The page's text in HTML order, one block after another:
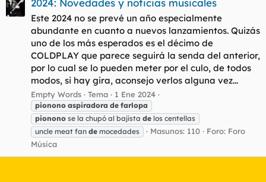
2024: Novedades y noticias musicales
Este 2024 no se prevé un año especialmente
abundante en cuanto a nuevos lanzamientos. Quizás
uno de los más esperados es el décimo de
COLDPLAY que parece seguirá la senda del anterior,
por lo cual se lo pueden meter por el culo, de todos
modos, si hay gira, aconsejo verlos alguna vez...
Empty Words Tema 1 Ene 2024
pionono aspiradora de farlopa
pionono se la chupó al bajista de los centellas
uncle meat fan de mocedades Masunos: 110 Foro: Foro
Música